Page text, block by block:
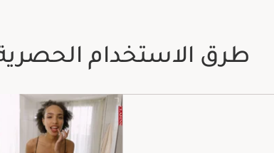
طرق الاستخدام